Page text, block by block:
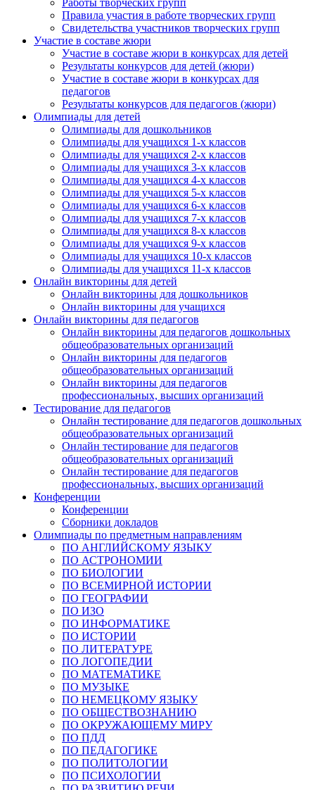
Работы творческих групп
Правила участия в работе творческих групп
Свидетельства участников творческих групп
Участие в составе жюри
Участие в составе жюри в конкурсах для детей
Результаты конкурсов для детей (жюри)
Участие в составе жюри в конкурсах для
педагогов
Результаты конкурсов для педагогов (жюри)
Олимпиады для детей
Олимпиады для дошкольников
Олимпиады для учащихся 1-х классов
Олимпиады для учащихся 2-х классов
Олимпиады для учащихся 3-х классов
Олимпиады для учащихся 4-х классов
Олимпиады для учащихся 5-х классов
Олимпиады для учащихся 6-х классов
Олимпиады для учащихся 7-х классов
Олимпиады для учащихся 8-х классов
Олимпиады для учащихся 9-х классов
Олимпиады для учащихся 10-х классов
Олимпиады для учащихся 11-х классов
Онлайн викторины для детей
Онлайн викторины для дошкольников
Онлайн викторины для учащихся
Онлайн викторины для педагогов
Онлайн викторины для педагогов дошкольных
общеобразовательных организаций
Онлайн викторины для педагогов
общеобразовательных организаций
Онлайн викторины для педагогов
профессиональных, высших организаций
Тестирование для педагогов
Онлайн тестирование для педагогов дошкольных
общеобразовательных организаций
Онлайн тестирование для педагогов
общеобразовательных организаций
Онлайн тестирование для педагогов
профессиональных, высших организаций
Конференции
Конференции
Сборники докладов
Олимпиады по предметным направлениям
ПО АНГЛИЙСКОМУ ЯЗЫКУ
ПО АСТРОНОМИИ
ПО БИОЛОГИИ
ПО ВСЕМИРНОЙ ИСТОРИИ
ПО ГЕОГРАФИИ
ПО ИЗО
ПО ИНФОРМАТИКЕ
ПО ИСТОРИИ
ПО ЛИТЕРАТУРЕ
ПО ЛОГОПЕДИИ
ПО МАТЕМАТИКЕ
ПО МУЗЫКЕ
ПО НЕМЕЦКОМУ ЯЗЫКУ
ПО ОБЩЕСТВОЗНАНИЮ
ПО ОКРУЖАЮЩЕМУ МИРУ
ПО ПДД
ПО ПЕДАГОГИКЕ
ПО ПОЛИТОЛОГИИ
ПО ПСИХОЛОГИИ